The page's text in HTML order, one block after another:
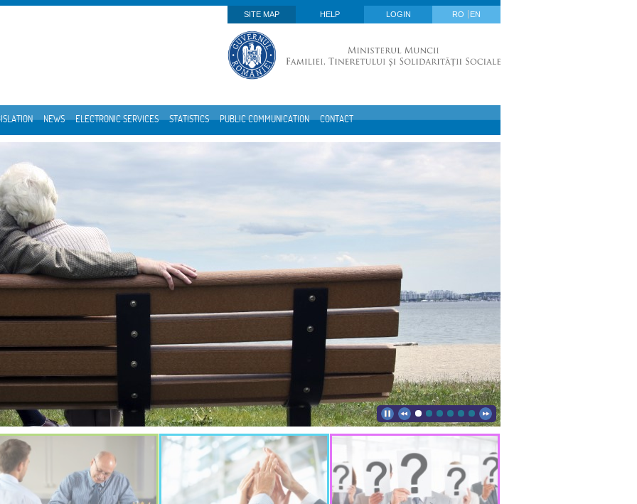
SITE MAP
HELP LOGIN RO EN
NEWS ELECTRONIC SERVICES STATISTICS PUBLIC COMMUNICATION CONTACT